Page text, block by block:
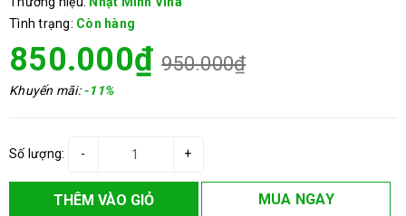
Tình trạng: Còn hàng
850.000₫ 950.000₫
Khuyến mãi:-11%
Số lượng: +
-
THÊM VÀO GIỎ MUA NGAY